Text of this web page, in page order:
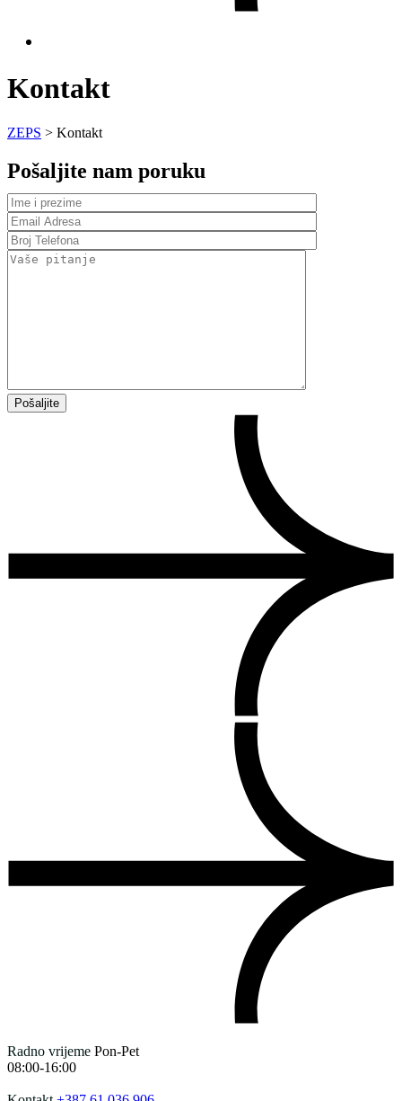
Kontakt
ZEPS > Kontakt
Pošaljite nam poruku
Radno vrijeme Pon-Pet
08:00-16:00